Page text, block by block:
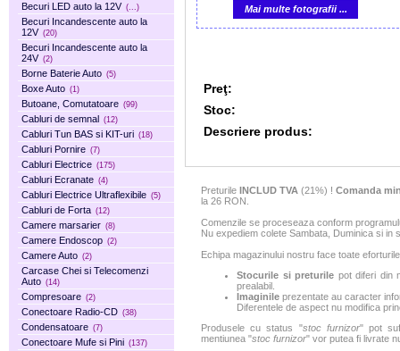
Becuri LED auto la 12V (...)
Becuri Incandescente auto la
12V (20)
Becuri Incandescente auto la
24V (2)
Borne Baterie Auto (5)
Boxe Auto (1)
Butoane, Comutatoare (99)
Cabluri de semnal (12)
Cabluri Tun BAS si KIT-uri (18)
Cabluri Pornire (7)
Cabluri Electrice (175)
Cabluri Ecranate (4)
Cabluri Electrice Ultraflexibile (5)
Cabluri de Forta (12)
Camere marsarier (8)
Camere Endoscop (2)
Camere Auto (2)
Carcase Chei si Telecomenzi
Auto (14)
Compresoare (2)
Conectoare Radio-CD (38)
Condensatoare (7)
Conectoare Mufe si Pini (137)
Mai multe fotografii ...
Preţ:
Stoc:
Descriere produs:
Preturile INCLUD TVA (21%) ! Comanda
la 26 RON.
Comenzile se proceseaza conform
Nu expediem colete Sambata, Duminica si in
Echipa magazinului nostru face toate
Stocurile si preturile pot diferi din
prealabil.
Imaginile prezentate au caracter
Diferentele de aspect nu modifica
Produsele cu status "stoc furnizor" pot
mentiunea "stoc furnizor" vor putea fi livrate